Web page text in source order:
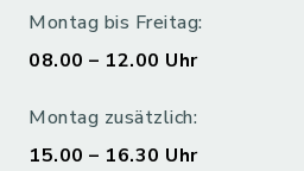
Montag bis Freitag:
08.00 – 12.00 Uhr
Montag zusätzlich:
15.00 – 16.30 Uhr